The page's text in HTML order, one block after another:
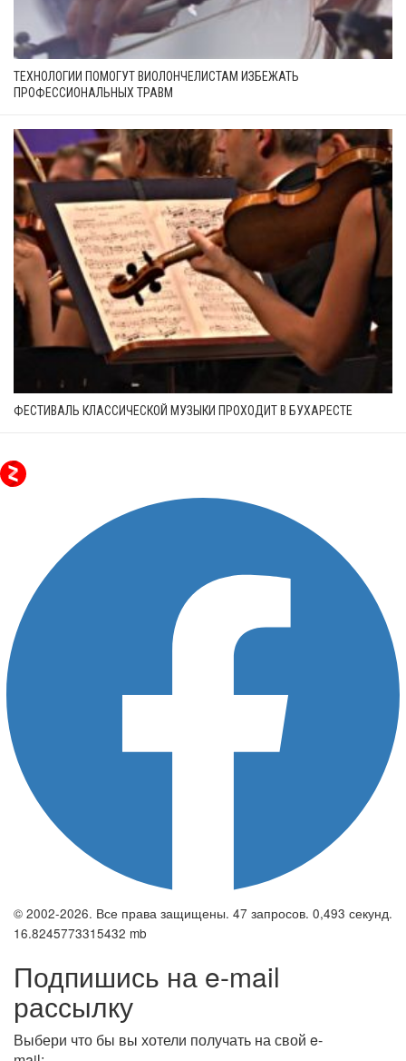
ТЕХНОЛОГИИ ПОМОГУТ ВИОЛОНЧЕЛИСТАМ ИЗБЕЖАТЬ
ПРОФЕССИОНАЛЬНЫХ ТРАВМ
ФЕСТИВАЛЬ КЛАССИЧЕСКОЙ МУЗЫКИ ПРОХОДИТ В БУХАРЕСТЕ
© 2002-2026. Все права защищены. 47 запросов. 0,493 секунд.
16.8245773315432 mb
Подпишись на e-mail
рассылку
Выбери что бы вы хотели получать на свой e-